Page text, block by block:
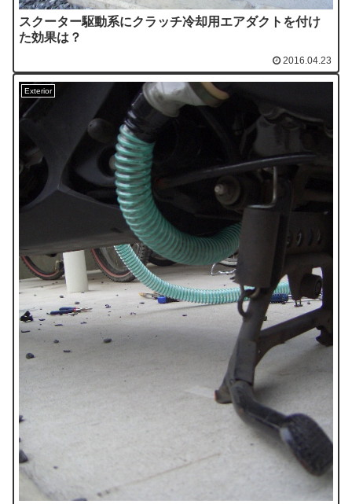
スクーター駆動系にクラッチ冷却用エアダクトを付け
た効果は？
2016.04.23
Exterior